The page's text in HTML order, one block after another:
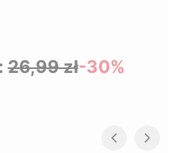
26,99 zł-30%